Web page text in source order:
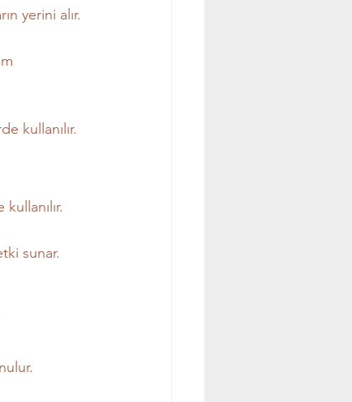
yerini alır.
kullanılır.
sunar.